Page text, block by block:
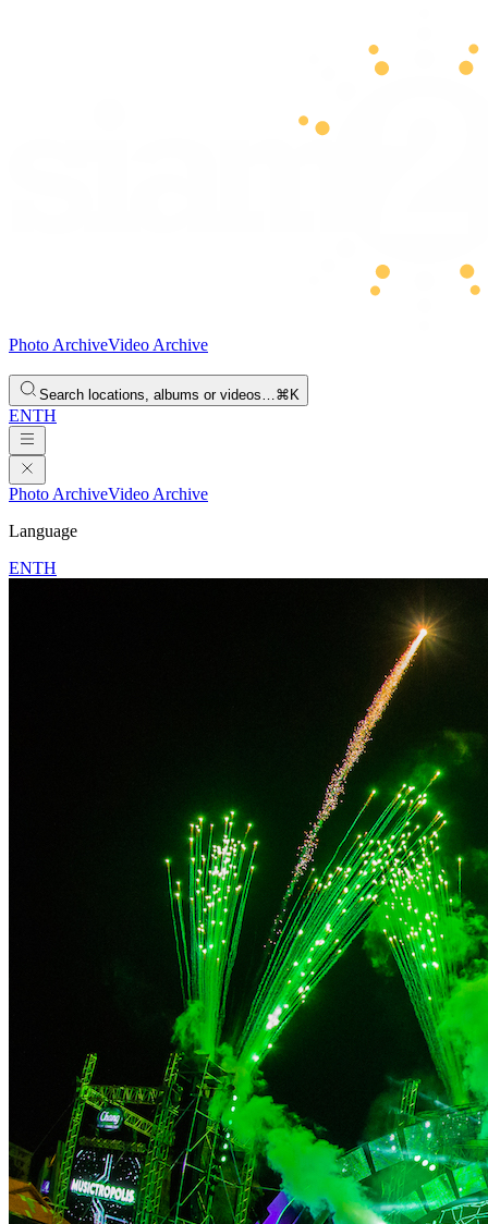
Photo ArchiveVideo Archive
Search locations, albums or videos…⌘K
ENTH
Photo ArchiveVideo Archive
Language
ENTH